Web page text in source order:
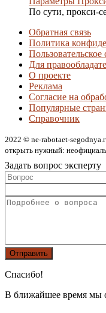
По сути, прокси-
Обратная связь
Политика
Пользовательское
Для
О проекте
Реклама
Согласие на
Популярные
Справочник
2022 © ne-rabotaet-
открыть нужный:
Задать вопрос эксперту
Спасибо!
В ближайшее время мы